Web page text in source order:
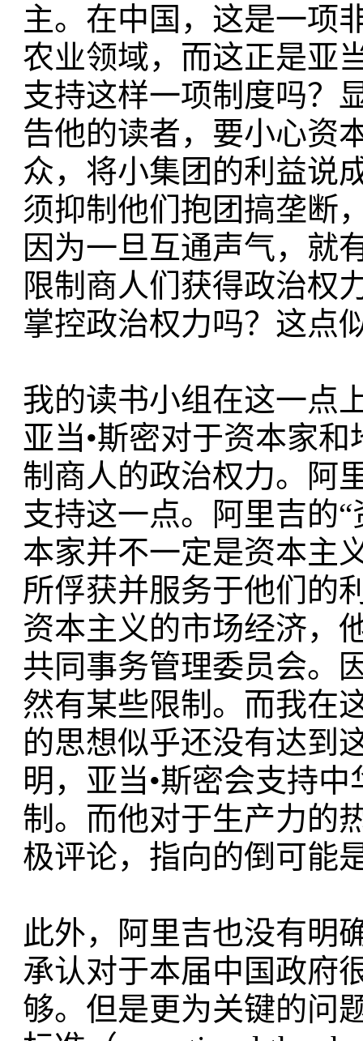
主。在中国，这是一项
农业领域，而这正是亚
支持这样一项制度吗？
告他的读者，要小心资
众，将小集团的利益说
须抑制他们抱团搞垄断
因为一旦互通声气，就
限制商人们获得政治权
掌控政治权力吗？这点
我的读书小组在这一点
亚当•斯密对于资本家
制商人的政治权力。阿
支持这一点。阿里吉的
本家并不一定是资本主
所俘获并服务于他们的
资本主义的市场经济，
共同事务管理委员会。
然有某些限制。而我在
的思想似乎还没有达到
明，亚当•斯密会支持
制。而他对于生产力的
极评论，指向的倒可能
此外，阿里吉也没有明
承认对于本届中国政府
够。但是更为关键的问